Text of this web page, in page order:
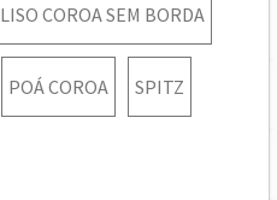
LISO COROA SEM BORDA
POÁ COROA SPITZ